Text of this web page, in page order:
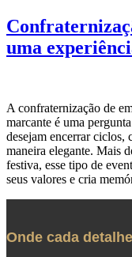
uma
A confraternização de
marcante é uma
desejam encerrar ciclos,
maneira elegante. Mais
festiva, esse tipo de
seus valores e cria
Onde cada